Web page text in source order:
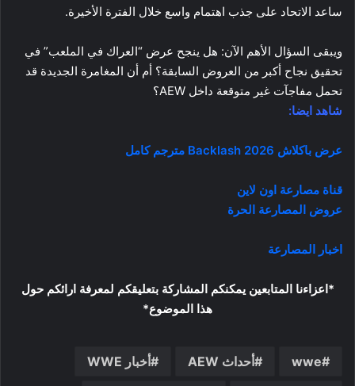
ساعد الاتحاد على جذب اهتمام واسع خلال الفترة الأخيرة.
ويبقى السؤال الأهم الآن: هل ينجح عرض “العراك في الملعب” في
تحقيق نجاح أكبر من العروض السابقة؟ أم أن المغامرة الجديدة قد
تحمل مفاجآت غير متوقعة داخل AEW؟
شاهد ايضا:
عرض باكلاش 2026 Backlash مترجم كامل
قناة مصارعة اون لاين
عروض المصارعة الحرة
اخبار المصارعة
*اعزاءنا المتابعين يمكنكم المشاركة بتعليقكم لمعرفة ارائكم حول
هذا الموضوع*
wwe أحداث AEW أخبار WWE